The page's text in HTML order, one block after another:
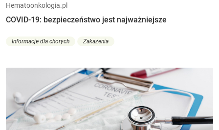
Hematoonkologia.pl
COVID-19: bezpieczeństwo jest najważniejsze
Informacje dla chorych Zakażenia